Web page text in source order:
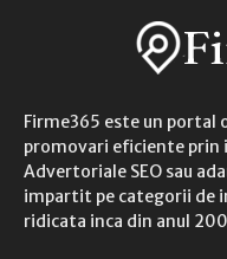
Firme365 este un portal
promovari eficiente prin
Advertoriale SEO sau
impartit pe categorii de
ridicata inca din anul